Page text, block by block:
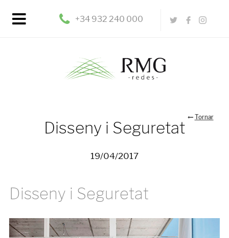
+34 932 240 000
Tornar
Disseny i Seguretat
19/04/2017
Disseny i Seguretat